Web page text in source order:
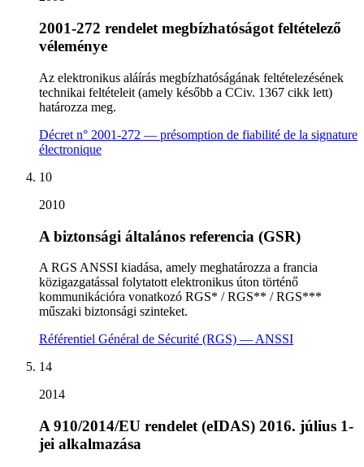
2001-272 rendelet megbízhatóságot feltételező
véleménye
Az elektronikus aláírás megbízhatóságának feltételezésének
technikai feltételeit (amely később a CCiv. 1367 cikk lett)
határozza meg.
Décret n° 2001-272 — présomption de fiabilité de la signature
électronique
10
2010
A biztonsági általános referencia (GSR)
A RGS ANSSI kiadása, amely meghatározza a francia
közigazgatással folytatott elektronikus úton történő
kommunikációra vonatkozó RGS* / RGS** / RGS***
műszaki biztonsági szinteket.
Référentiel Général de Sécurité (RGS) — ANSSI
14
2014
A 910/2014/EU rendelet (eIDAS) 2016. július 1-
jei alkalmazása